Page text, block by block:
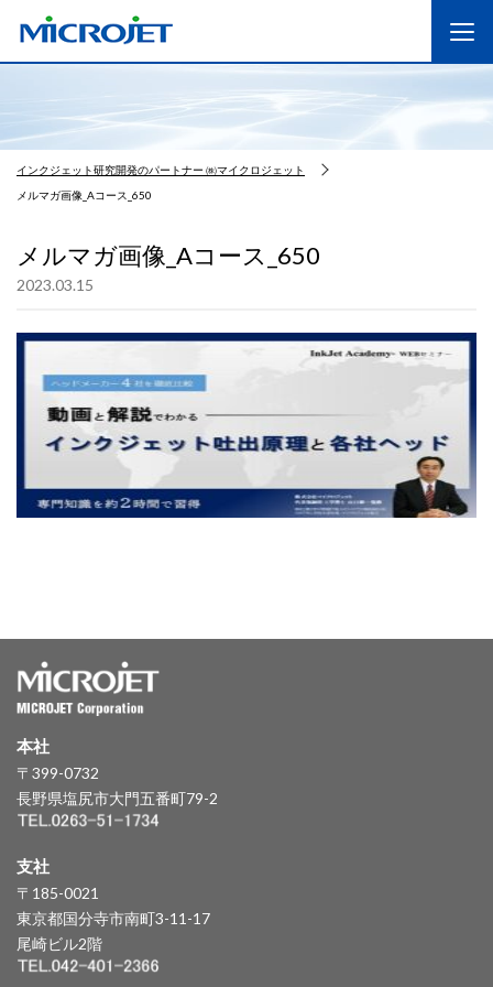
インクジェット研究開発のパートナー ㈱マイクロジェット
メルマガ画像_Aコース_650
メルマガ画像_Aコース_650
2023.03.15
本社
〒399-0732
長野県塩尻市大門五番町79-2
支社
〒185-0021
東京都国分寺市南町3-11-17
尾崎ビル2階